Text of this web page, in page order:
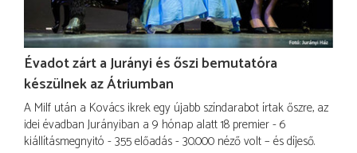
Évadot zárt a Jurányi és őszi bemutatóra
készülnek az Átriumban
A Milf után a Kovács ikrek egy újabb színdarabot írtak őszre, az
idei évadban Jurányiban a 9 hónap alatt 18 premier - 6
kiállításmegnyitó - 355 előadás - 30.000 néző volt – és díjeső.